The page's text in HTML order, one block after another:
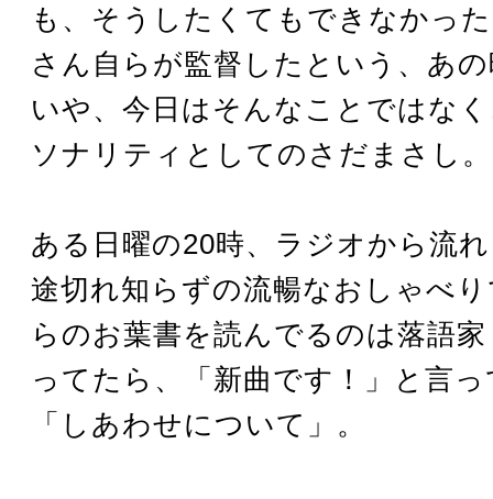
も、そうしたくてもできなかっ
さん自らが監督したという、あ
いや、今日はそんなことではな
ソナリティとしてのさだまさし。
ある日曜の20時、ラジオから流
途切れ知らずの流暢なおしゃべ
らのお葉書を読んでるのは落語
ってたら、「新曲です！」と言
「しあわせについて」。